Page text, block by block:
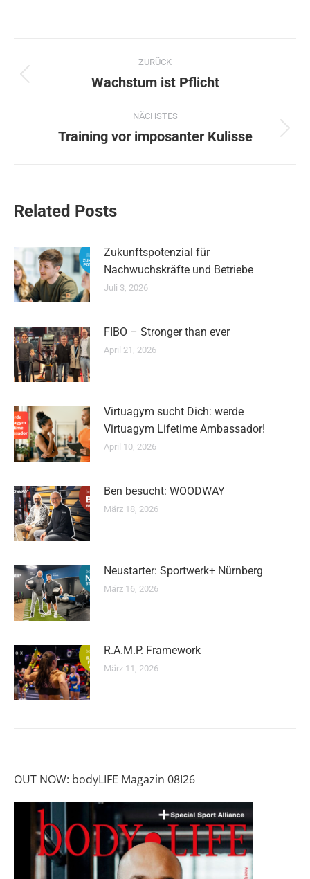
Kommentarnavigation
ZURÜCK
Vorheriger
Wachstum ist Pflicht
NÄCHSTES
Nächster
Training vor imposanter Kulisse
Related Posts
Zukunftspotenzial für
Nachwuchskräfte und Betriebe
Juli 3, 2026
FIBO – Stronger than ever
April 21, 2026
Virtuagym sucht Dich: werde
Virtuagym Lifetime Ambassador!
April 10, 2026
Ben besucht: WOODWAY
März 18, 2026
Neustarter: Sportwerk+ Nürnberg
März 16, 2026
R.A.M.P. Framework
März 11, 2026
OUT NOW: bodyLIFE Magazin 08I26